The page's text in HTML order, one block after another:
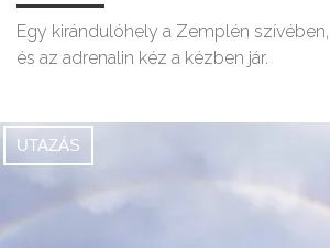
Egy kirándulóhely a Zemplén
és az adrenalin kéz a kézben jár.
UTAZÁS